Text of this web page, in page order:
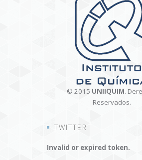
© 2015 UNIIQUIM.
Reservados.
TWITTER
Invalid or expired token.